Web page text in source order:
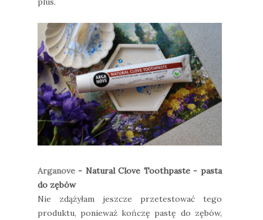
Arganove - Natural Clove Toothpaste - pasta
do zębów
Nie zdążyłam jeszcze przetestować tego
produktu, ponieważ kończę pastę do zębów,